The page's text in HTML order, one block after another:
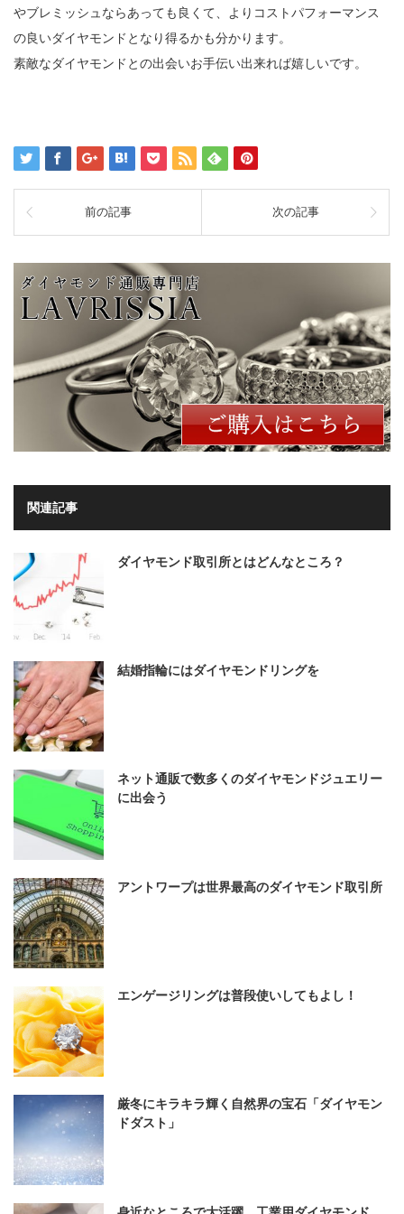
やブレミッシュならあっても良くて、よりコストパフォーマンス
の良いダイヤモンドとなり得るかも分かります。
素敵なダイヤモンドとの出会いお手伝い出来れば嬉しいです。
前の記事 次の記事
関連記事
ダイヤモンド取引所とはどんなところ？
結婚指輪にはダイヤモンドリングを
ネット通販で数多くのダイヤモンドジュエリー
に出会う
アントワープは世界最高のダイヤモンド取引所
エンゲージリングは普段使いしてもよし！
厳冬にキラキラ輝く自然界の宝石「ダイヤモン
ドダスト」